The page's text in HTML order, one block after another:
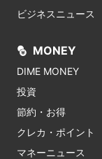
ビジネスニュース
MONEY
DIME MONEY
投資
節約・お得
クレカ・ポイント
マネーニュース